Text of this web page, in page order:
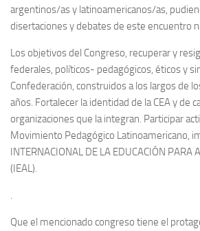
argentinos/as y latinoamericanos/as,
disertaciones y debates de este encuentro
Los objetivos del Congreso, recuperar y
federales, políticos- pedagógicos, éticos y
Confederación, construidos a los largos de
años. Fortalecer la identidad de la CEA y de
organizaciones que la integran. Participar
Movimiento Pedagógico Latinoamericano,
INTERNACIONAL DE LA EDUCACIÓN PARA
(IEAL).
.
Que el mencionado congreso tiene el